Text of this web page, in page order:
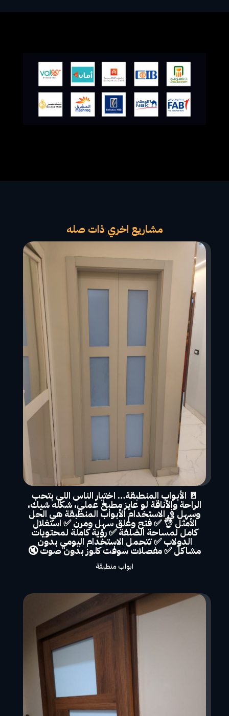
مشاريع اخري ذات صله
🚪 الأبواب المنطبقة… اختيار الناس اللي بتحب
الراحة والأناقة لو عايز مطبخ عملي، شكله شيك،
وسهل في الاستخدام الأبواب المنطبقة هي الحل
الأمثل 👌 ✅ فتح وغلق سهل ومرن ✅ استغلال
كامل لمساحة الضلفة ✅ رؤية كاملة لمحتويات
الدولاب ✅ تتحمل الاستخدام اليومي بدون
مشاكل ✅ مفصلات سوفت كلوز بدون صوت 🔇
ابواب منطبقة